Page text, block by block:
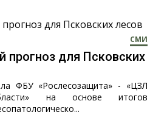
СМИ
прогноз для Псковских
ФБУ «Рослесозащита» - «ЦЗЛ
на основе итогов